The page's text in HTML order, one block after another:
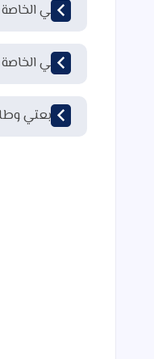
قناتي
قناتي
لمتابعتي